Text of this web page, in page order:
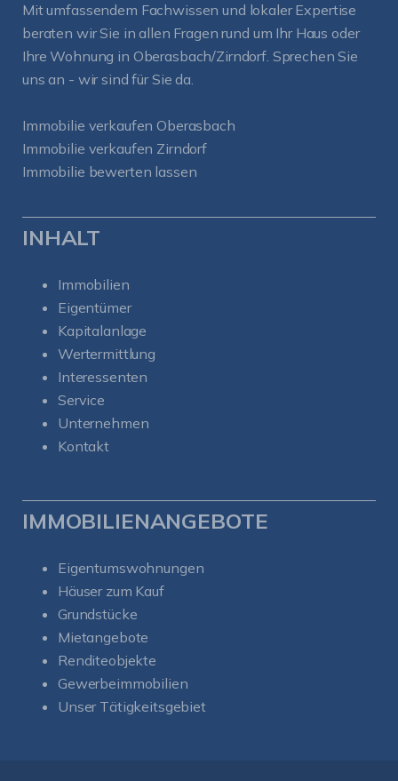
Mit umfassendem Fachwissen und lokaler Expertise
beraten wir Sie in allen Fragen rund um Ihr Haus oder
Ihre Wohnung in Oberasbach/Zirndorf. Sprechen Sie
uns an - wir sind für Sie da.
Immobilie verkaufen Oberasbach
Immobilie verkaufen Zirndorf
Immobilie bewerten lassen
INHALT
Immobilien
Eigentümer
Kapitalanlage
Wertermittlung
Interessenten
Service
Unternehmen
Kontakt
IMMOBILIENANGEBOTE
Eigentumswohnungen
Häuser zum Kauf
Grundstücke
Mietangebote
Renditeobjekte
Gewerbeimmobilien
Unser Tätigkeitsgebiet